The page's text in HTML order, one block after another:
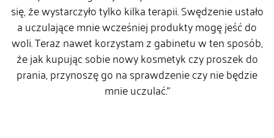
się, że wystarczyło tylko kilka terapii. Swędzenie ustało
a uczulające mnie wcześniej produkty mogę jeść do
woli. Teraz nawet korzystam z gabinetu w ten sposób,
że jak kupując sobie nowy kosmetyk czy proszek do
prania, przynoszę go na sprawdzenie czy nie będzie
mnie uczulać.”